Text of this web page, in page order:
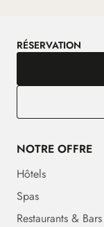
RÉSERVATION
NOTRE OFFRE
Hôtels
Spas
Restaurants & Bars